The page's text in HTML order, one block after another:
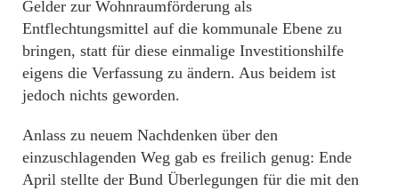
Gelder zur Wohnraumförderung als
Entflechtungsmittel auf die kommunale Ebene zu
bringen, statt für diese einmalige Investitionshilfe
eigens die Verfassung zu ändern. Aus beidem ist
jedoch nichts geworden.
Anlass zu neuem Nachdenken über den
einzuschlagenden Weg gab es freilich genug: Ende
April stellte der Bund Überlegungen für die mit den